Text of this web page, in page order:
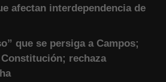
afectan interdependencia de
que se persiga a Campos;
rechaza